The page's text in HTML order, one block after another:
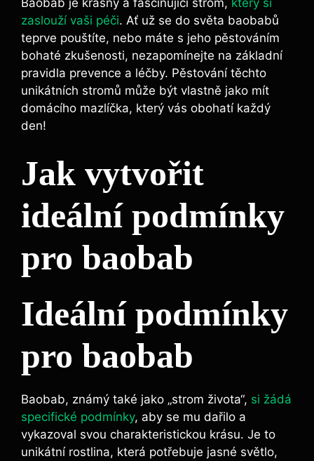
zaslouží vaši péči. Ať už se do světa baobabů
teprve pouštíte, nebo máte s jeho pěstováním
bohaté zkušenosti, nezapomínejte na základní
pravidla prevence a léčby. Pěstování těchto
unikátních stromů může být vlastně jako mít
domácího mazlíčka, který vás obohatí každý
den!
Jak vytvořit
ideální podmínky
pro baobab
Ideální podmínky
pro baobab
Baobab, známý také jako „strom života“, si žádá
specifické podmínky, aby se mu dařilo a
vykazoval svou charakteristickou krásu. Je to
unikátní rostlina, která potřebuje jasné světlo,